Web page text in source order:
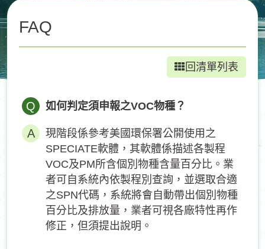
FAQ
回清單列表
Q 如何判定須申報之VOC物種？
現階段係參考美國環保署公開使用之
SPECIATE軟體，其軟體係描述各製程
VOC及PM所含個別物種含量百分比。業
者可自系統內依製程別查詢，並選取合適
之SPN代碼，系統將會自動帶出個別物種
百分比及排放量，業者可視各廠特性再作
修正，但須提出說明。